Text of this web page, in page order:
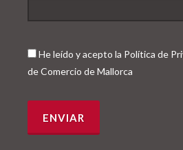
He leído y acepto la Política de
de Comercio de Mallorca